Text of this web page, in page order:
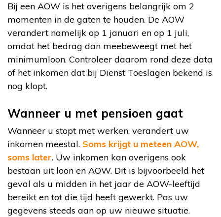
Bij een AOW is het overigens belangrijk om 2
momenten in de gaten te houden. De AOW
verandert namelijk op 1 januari en op 1 juli,
omdat het bedrag dan meebeweegt met het
minimumloon. Controleer daarom rond deze data
of het inkomen dat bij Dienst Toeslagen bekend is
nog klopt.
Wanneer u met pensioen gaat
Wanneer u stopt met werken, verandert uw
inkomen meestal. Soms krijgt u meteen AOW,
soms later. Uw inkomen kan overigens ook
bestaan uit loon en AOW. Dit is bijvoorbeeld het
geval als u midden in het jaar de AOW-leeftijd
bereikt en tot die tijd heeft gewerkt. Pas uw
gegevens steeds aan op uw nieuwe situatie.